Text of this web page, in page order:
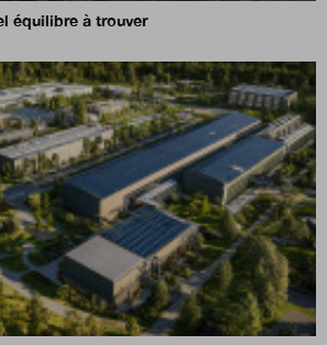
équilibre à trouver